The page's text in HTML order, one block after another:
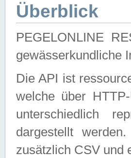
Überblick
PEGELONLINE
gewässerkundliche
Die API ist
welche über
unterschiedlich
dargestellt
zusätzlich CSV und